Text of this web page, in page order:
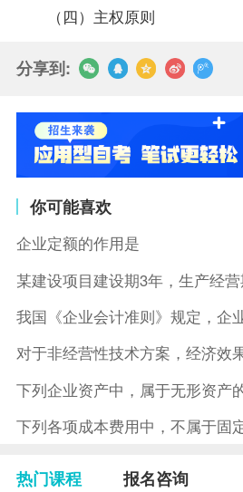
（四）主权原则
分享到:
你可能喜欢
企业定额的作用是
下列企业资产中，属于无形资
下列各项成本费用中，不属于固
热门课程 报名咨询